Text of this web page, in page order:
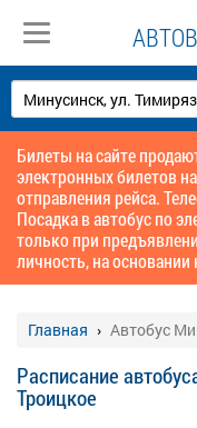
Билеты на сайте
электронных билетов
отправления рейса.
Посадка в автобус по
только при
личность, на
Главная Автобус
Расписание
Троицкое